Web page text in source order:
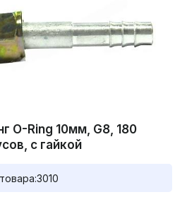
O-Ring 10мм, G8, 180
с гайкой
3010